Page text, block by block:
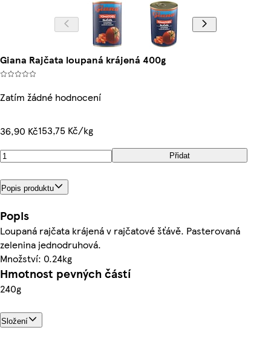
Giana Rajčata loupaná krájená 400g
Zatím žádné hodnocení
36,90 Kč153,75 Kč/kg
Přidat
Popis produktu
Popis
Loupaná rajčata krájená v rajčatové šťávě. Pasterovaná
zelenina jednodruhová.
Množství: 0.24kg
Hmotnost pevných částí
240g
Složení